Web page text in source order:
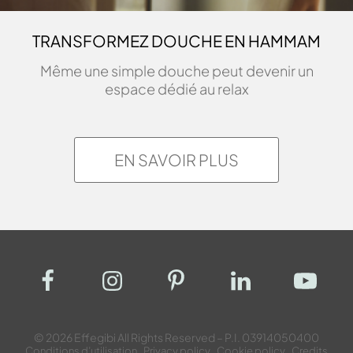
TRANSFORMEZ DOUCHE EN HAMMAM
Même une simple douche peut devenir un
espace dédié au relax
EN SAVOIR PLUS
© 2026 Effegibi All Rights Reserved – P.I. 03914050400